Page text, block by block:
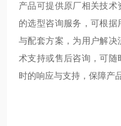
产品可提供原厂相关技
的选型咨询服务，可根
与配套方案，为用户解
术支持或售后咨询，可随
时的响应与支持，保障产